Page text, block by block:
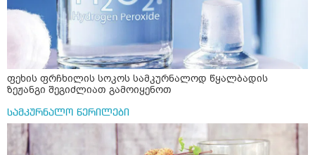
ფეხის ფრჩხილის სოკოს სამკურნალოდ წყალბადის
ზეჟანგი შეგიძლიათ გამოიყენოთ
სამკურნალო წერილები